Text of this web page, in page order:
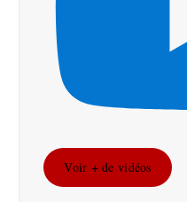
Voir + de vidéos